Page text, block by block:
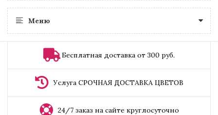
Меню
Бесплатная доставка от 300 руб.
Услуга СРОЧНАЯ ДОСТАВКА ЦВЕТОВ
24/7 заказ на сайте круглосуточно